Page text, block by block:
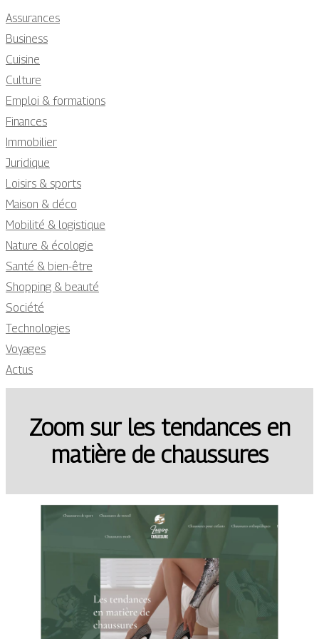
Assurances
Business
Cuisine
Culture
Emploi & formations
Finances
Immobilier
Juridique
Loisirs & sports
Maison & déco
Mobilité & logistique
Nature & écologie
Santé & bien-être
Shopping & beauté
Société
Technologies
Voyages
Actus
Zoom sur les tendances en
matière de chaussures